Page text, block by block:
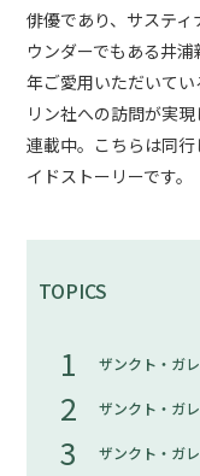
俳優であり、サステ
ウンダーでもある井
年ご愛用いただいて
リン社への訪問が実
連載中。こちらは同
イドストーリーです。
TOPICS
1 ザンクト・ガ
2 ザンクト・ガ
3 ザンクト・ガ